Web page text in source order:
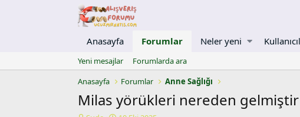
Anasayfa Forumlar Neler yeni
Yeni mesajlar
Forumlarda ara
Anasayfa
Forumlar Anne Sağlığı
Milas yörükleri nereden gelmiştir